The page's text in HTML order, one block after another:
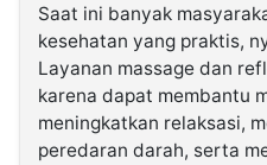
Saat ini banyak
kesehatan yang praktis,
Layanan massage dan
karena dapat membantu
meningkatkan relaksasi,
peredaran darah, serta